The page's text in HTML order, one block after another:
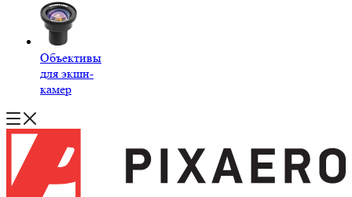
Объективы
для экшн-
камер